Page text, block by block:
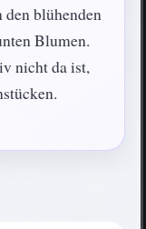
den blühenden
Blumen.
nicht da ist,